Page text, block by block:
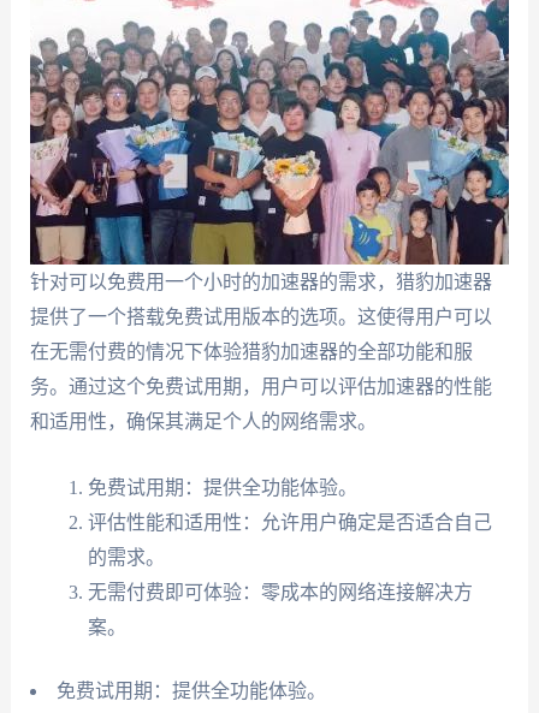
针对可以免费用一个小时的加速器的需求，猎豹加速器
提供了一个搭载免费试用版本的选项。这使得用户可以
在无需付费的情况下体验猎豹加速器的全部功能和服
务。通过这个免费试用期，用户可以评估加速器的性能
和适用性，确保其满足个人的网络需求。
免费试用期：提供全功能体验。
评估性能和适用性：允许用户确定是否适合自己
的需求。
无需付费即可体验：零成本的网络连接解决方
案。
免费试用期：提供全功能体验。